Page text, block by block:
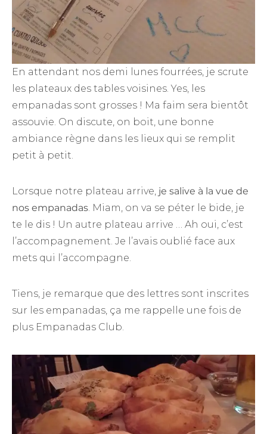
En attendant nos demi lunes fourrées, je scrute
les plateaux des tables voisines. Yes, les
empanadas sont grosses ! Ma faim sera bientôt
assouvie. On discute, on boit, une bonne
ambiance règne dans les lieux qui se remplit
petit à petit.
Lorsque notre plateau arrive, je salive à la vue de
nos empanadas . Miam, on va se péter le bide, je
te le dis ! Un autre plateau arrive … Ah oui, c’est
l’accompagnement. Je l’avais oublié face aux
mets qui l’accompagne.
Tiens, je remarque que des lettres sont inscrites
sur les empanadas, ça me rappelle une fois de
plus Empanadas Club.